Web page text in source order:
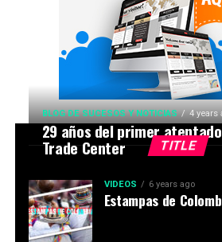
TITLE
BLOG DE SUCESOS Y NOTICIAS 4 years
29 años del primer
Trade Center
VIDEOS 6 years ago
Estampas de